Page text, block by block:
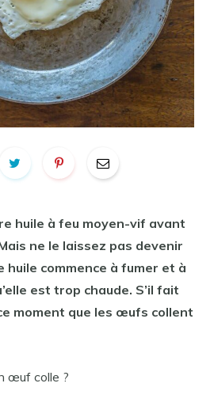
huile à feu moyen-vif avant
ne le laissez pas devenir
huile commence à fumer et à
est trop chaude. S’il fait
moment que les œufs collent
œuf colle ?